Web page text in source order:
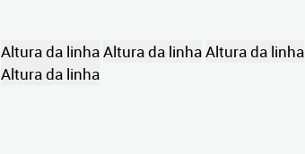
Altura da linhaAltura da linhaAltura da linha
Altura da linha